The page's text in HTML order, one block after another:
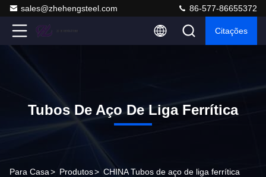
sales@zhehengsteel.com 86-577-86655372
Citações
Tubos De Aço De Liga Ferrítica
Para Casa> Produtos> CHINA Tubos de aço de liga ferrítica